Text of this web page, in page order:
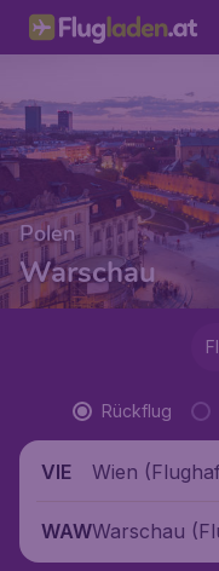
Polen
Warschau
Rückflug
VIE
Wien
WAWWarschau